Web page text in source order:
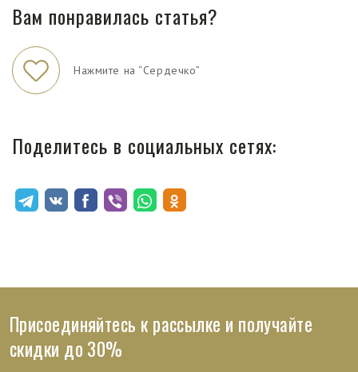
Вам понравилась статья?
Нажмите на “Сердечко”
Поделитесь в социальных сетях:
Присоединяйтесь к рассылке и получайте
скидки до 30%